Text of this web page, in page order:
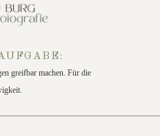
greifbar machen. Für die